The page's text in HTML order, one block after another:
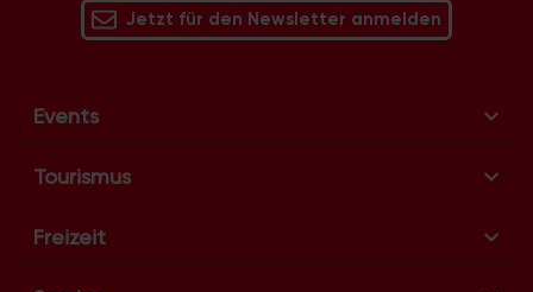
Jetzt für den Newsletter anmelden
Events
Tourismus
Freizeit